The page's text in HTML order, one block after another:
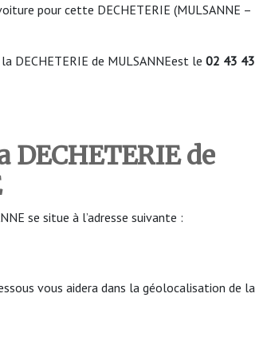
pour cette DECHETERIE (MULSANNE –
DECHETERIE de MULSANNEest le 02 43 43
DECHETERIE de
se situe à l’adresse suivante :
vous aidera dans la géolocalisation de la